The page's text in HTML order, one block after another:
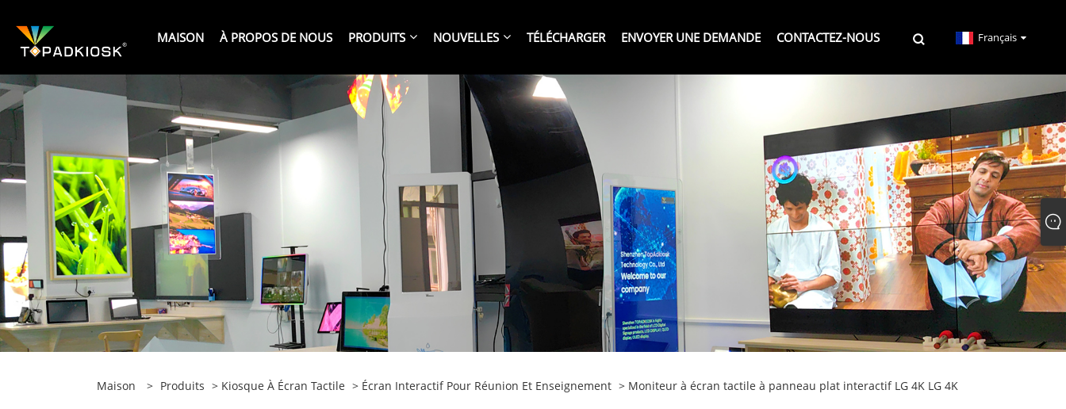
MAISON À PROPOS DE NOUS PRODUITS NOUVELLES TÉLÉCHARGER ENVOYER UNE DEMANDE CONTACTEZ-NOUS Français
Maison > Produits > Kiosque À Écran Tactile > Écran Interactif Pour Réunion Et Enseignement > Moniteur à écran tactile à panneau plat interactif LG 4K LG 4K